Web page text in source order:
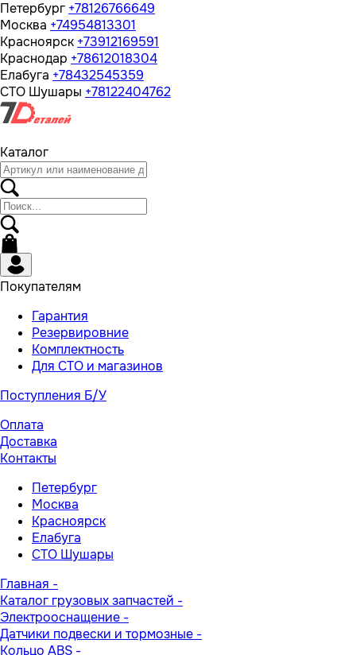
Петербург +78126766649
Москва +74954813301
Красноярск +73912169591
Краснодар +78612018304
Елабуга +78432545359
СТО Шушары +78122404762
Каталог
Покупателям
Гарантия
Резервировние
Комплектность
Для СТО и магазинов
Поступления Б/У
Оплата
Доставка
Контакты
Петербург
Москва
Красноярск
Елабуга
СТО Шушары
Главная -
Каталог грузовых запчастей -
Электрооснащение -
Датчики подвески и тормозные -
Кольцо ABS -